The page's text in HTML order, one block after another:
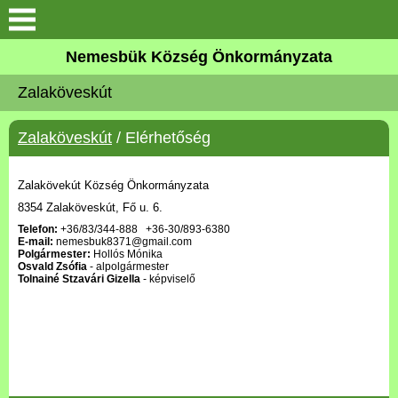
Keresés
Önkormányzat
Közös Önkormányzati
Hivatal
Zalaköveskút
Művelődési ház
Elérhetőség
Program
Nemesbük Község Önkormányzata
Zalaköveskút
Zalaköveskút / Elérhetőség
Zalakövekút Község Önkormányzata
8354 Zalaköveskút, Fő u. 6.
Telefon: +36/83/344-888 +36-30/893-6380
E-mail: nemesbuk8371@gmail.com
Polgármester: Hollós Mónika
Osvald Zsófia - alpolgármester
Tolnainé Stzavári Gizella - képviselő